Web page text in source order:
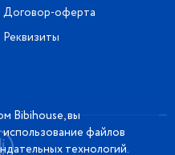
Договор-оферта
Реквизиты
Bibihouse, вы
использование файлов
технологий.